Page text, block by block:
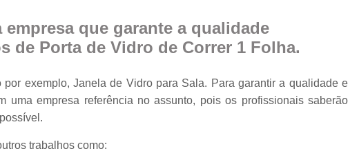
Vidros
Divisória de Vidro
que garante a qualidade
de Porta de Vidro de Correr 1 Folha.
exemplo, Janela de Vidro para Sala. Para garantir a qualidade e
uma empresa referência no assunto, pois os profissionais saberão
trabalhos como: